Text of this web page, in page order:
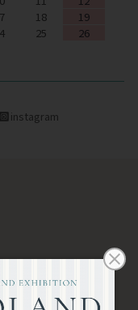
18
19
25
26
instagram
23-11 6F